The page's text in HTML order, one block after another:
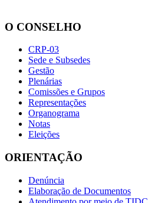
O CONSELHO
CRP-03
Sede e Subsedes
Gestão
Plenárias
Comissões e Grupos
Representações
Organograma
Notas
Eleições
ORIENTAÇÃO
Denúncia
Elaboração de Documentos